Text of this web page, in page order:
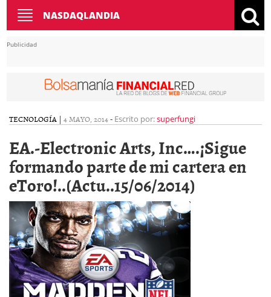
Toggle
navigation
NASDAQLANDIA
Publicidad
TECNOLOGÍA | 4 MAYO, 2014- Escrito por:superfungi
EA.-Electronic Arts, Inc….¡Sigue
formando parte de mi cartera en
eToro!..(Actu..15/06/2014)